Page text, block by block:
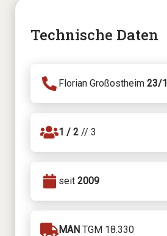
Technische Daten
Florian Großostheim 23/1
1 / 2 // 3
seit 2009
MAN TGM 18.330